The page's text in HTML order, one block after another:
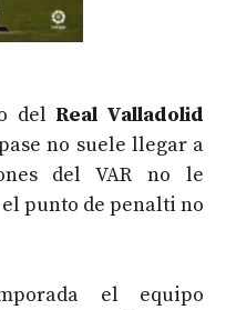
del Real Valladolid
no suele llegar a
del VAR no le
punto de penalti no
el equipo